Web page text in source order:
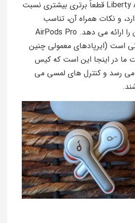
از نظر طراحی، Liberty Air 2 قطعاً برتری بیشتری نسبت
و نکات همراه آن، تناسب
رضایت بخشی ایمن را ارائه می دهد. AirPods Pro
است (ایرپادهای معمولی چنین
ما در اینجا این است که کیس
می رسد و کنترل های لمسی می